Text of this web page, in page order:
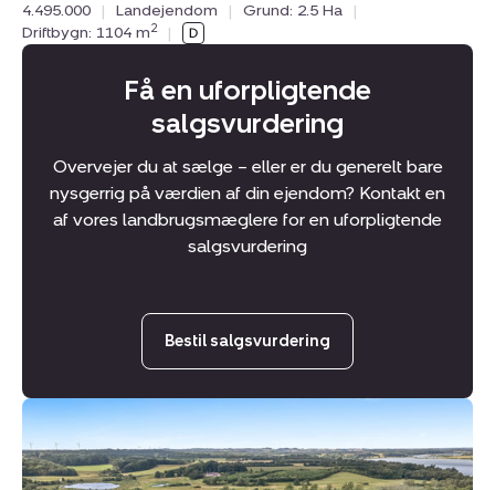
4.495.000
| Landejendom | Grund: 2.5 Ha
|
Driftbygn: 1104 m2 |
Få en uforpligtende
salgsvurdering
Overvejer du at sælge – eller er du generelt bare
nysgerrig på værdien af din ejendom? Kontakt en
af vores landbrugsmæglere for en uforpligtende
salgsvurdering
Bestil salgsvurdering
Landejendom:
Bjergbyvej
12,